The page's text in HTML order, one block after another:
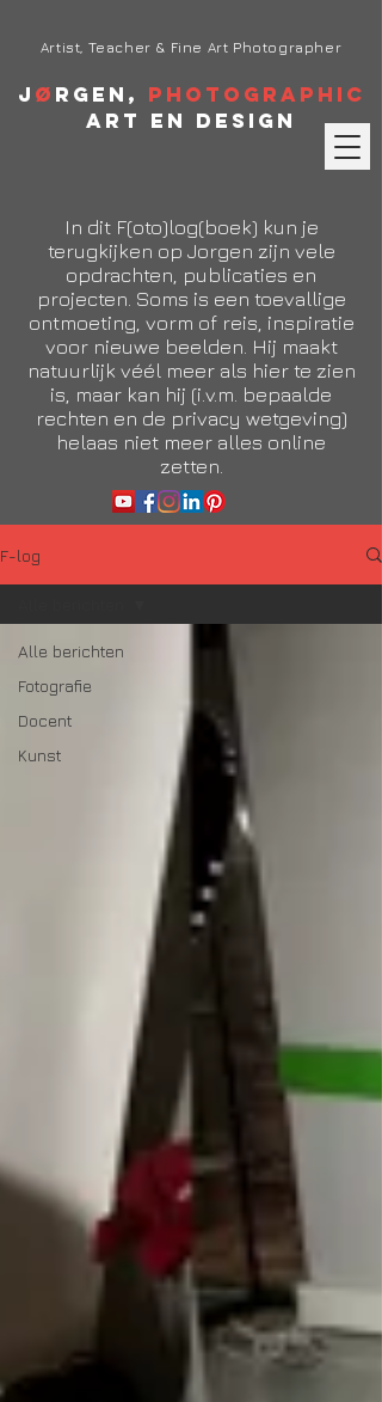
J ø rgen, Photographic
Art en Design
Artist, Teacher & Fine Art Photographer
In dit F(oto)log(boek) kun je
terugkijken op Jorgen zijn vele
opdrachten, publicaties en
projecten. Soms is een toevallige
ontmoeting, vorm of reis, inspiratie
voor nieuwe beelden. Hij maakt
natuurlijk véél meer als hier te zien
is, maar kan hij (i.v.m. bepaalde
rechten en de privacy wetgeving)
helaas niet meer alles online
zetten.
F-log
Alle berichten
Fotografie
Docent
Kunst